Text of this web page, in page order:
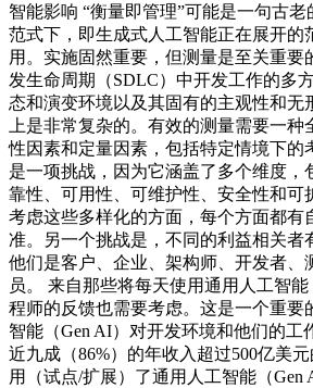
智能影响 “衡量即管理”可能是一句古
范式下，即生成式人工智能正在展开的
用。实施固然重要，但测量是至关重要
发生命周期（SDLC）中开发工作的多
态和演变环境以及其固有的主观性和无
上是非常复杂的。有效的测量需要一
性因素和定量因素，包括特定情境下的
是一项挑战，因为它涵盖了多个维度，
靠性、可用性、可维护性、安全性和可
考虑这些多样化的方面，每个方面都有
准。另一个挑战是，不同的利益相关者
他们是客户、企业、架构师、开发者、
员。 来自那些将每天使用通用人工智
程师的反馈也需要考虑。这是一个重要
智能（Gen AI）对开发环境和他们的工
近九成（86%）的年收入超过500亿美
用（试点/扩展）了通用人工智能（Gen